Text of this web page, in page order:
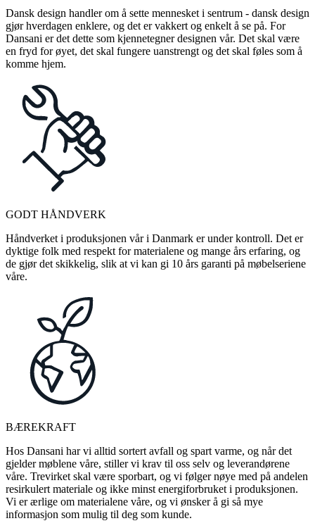
Dansk design handler om å sette mennesket i sentrum - dansk design
gjør hverdagen enklere, og det er vakkert og enkelt å se på. For
Dansani er det dette som kjennetegner designen vår. Det skal være
en fryd for øyet, det skal fungere uanstrengt og det skal føles som å
komme hjem.
GODT HÅNDVERK
Håndverket i produksjonen vår i Danmark er under kontroll. Det er
dyktige folk med respekt for materialene og mange års erfaring, og
de gjør det skikkelig, slik at vi kan gi 10 års garanti på møbelseriene
våre.
BÆREKRAFT
Hos Dansani har vi alltid sortert avfall og spart varme, og når det
gjelder møblene våre, stiller vi krav til oss selv og leverandørene
våre. Trevirket skal være sporbart, og vi følger nøye med på andelen
resirkulert materiale og ikke minst energiforbruket i produksjonen.
Vi er ærlige om materialene våre, og vi ønsker å gi så mye
informasjon som mulig til deg som kunde.